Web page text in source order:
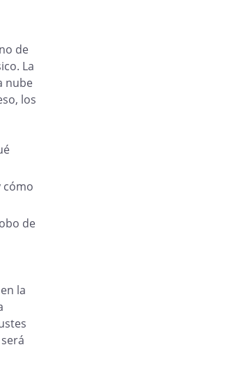
de
La
nube
los
cómo
de
la